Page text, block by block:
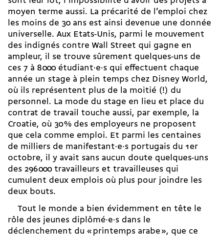
moyen terme aussi. La précarité de l’emploi chez
les moins de 30 ans est ainsi devenue une donnée
universelle. Aux Etats-Unis, parmi le mouvement
des indignés contre Wall Street qui gagne en
ampleur, il se trouve sûrement quelques-uns de
ces 7 à 8 000 étudiant·e·s qui effectuent chaque
année un stage à plein temps chez Disney World,
où ils représentent plus de la moitié (!) du
personnel. La mode du stage en lieu et place du
contrat de travail touche aussi, par exemple, la
Croatie, où 30 % des employeurs ne proposent
que cela comme emploi. Et parmi les centaines
de milliers de manifestant·e·s portugais du 1er
octobre, il y avait sans aucun doute quelques-uns
des 296 000 travailleurs et travailleuses qui
cumulent deux emplois où plus pour joindre les
deux bouts.
Tout le monde a bien évidemment en tête le
rôle des jeunes diplômé·e·s dans le
déclenchement du « printemps arabe », que ce